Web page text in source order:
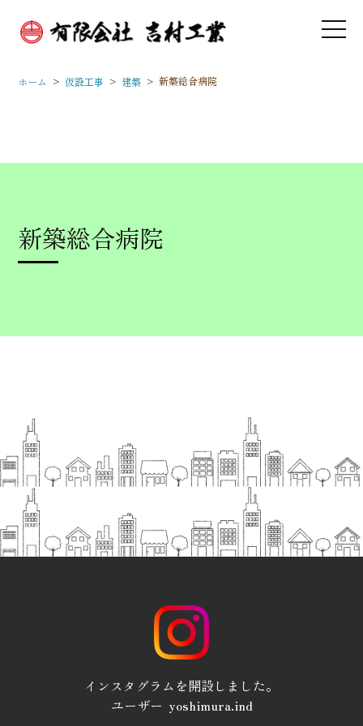
ホーム > 仮設工事 > 建築 > 新築総合病院
新築総合病院
インスタグラムを開設しました。
ユーザー yoshimura.ind